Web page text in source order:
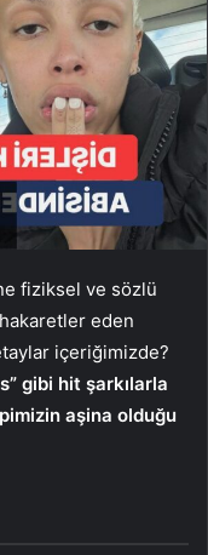
fiziksel ve sözlü
eden
içeriğimizde?
gibi hit şarkılarla
aşina olduğu